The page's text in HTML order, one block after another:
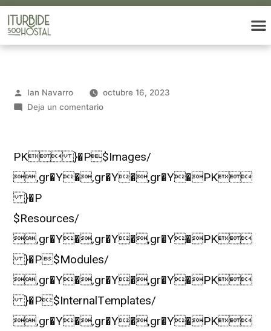
Ian Navarro
octubre 16, 2023
Deja un comentario
PK }�P$Images/
,gr�Y�,gr�Y�,gr�Y�PK
}�P
$Resources/
,gr�Y�,gr�Y�,gr�Y�PK
}�P$Modules/
,gr�Y�,gr�Y�,gr�Y�PK
}�P$InternalTemplates/
,gr�Y�,gr�Y�,gr�Y�PK